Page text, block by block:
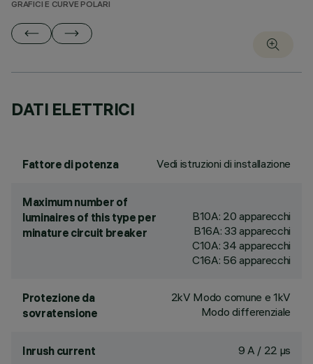
GRAFICI E CURVE POLARI
DATI ELETTRICI
Fattore di potenza Vedi istruzioni di installazione
Maximum number of
luminaires of this type per
minature circuit breaker
B10A: 20 apparecchi
B16A: 33 apparecchi
C10A: 34 apparecchi
C16A: 56 apparecchi
Protezione da
sovratensione
2kV Modo comune e 1kV
Modo differenziale
Inrush current 9 A / 22 µs